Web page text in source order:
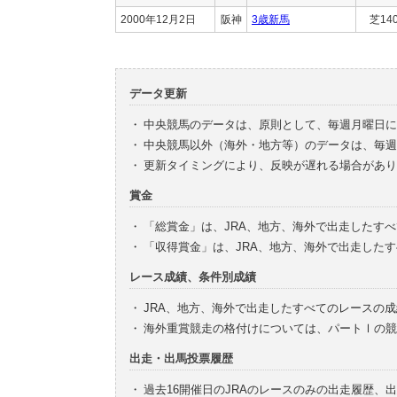
2000年12月2日 阪神 3歳新馬 芝
データ更新
・ 中央競馬のデータは、原則として、毎週月曜日
・ 中央競馬以外（海外・地方等）のデータは、毎
・ 更新タイミングにより、反映が遅れる場合があ
賞金
・
「総賞金」は、JRA、地方、海外で出走したす
・
「収得賞金」は、JRA、地方、海外で出走した
レース成績、条件別成績
・ JRA、地方、海外で出走したすべてのレースの
・ 海外重賞競走の格付けについては、パートⅠの
出走・出馬投票履歴
・ 過去16開催日のJRAのレースのみの出走履歴、